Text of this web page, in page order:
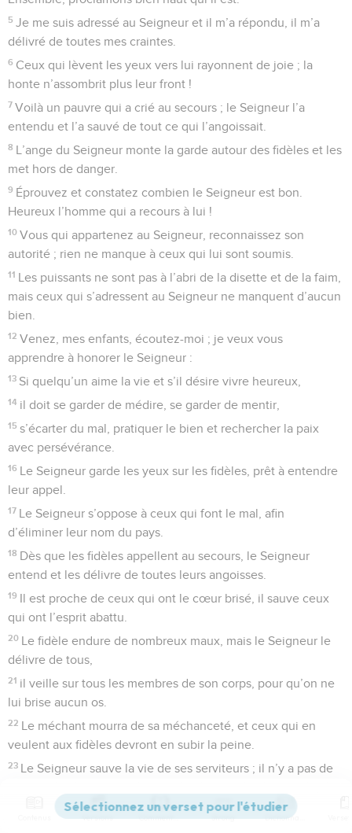
5 Je me suis adressé au Seigneur et il m’a répondu, il m’a
délivré de toutes mes craintes.
6 Ceux qui lèvent les yeux vers lui rayonnent de joie ; la
honte n’assombrit plus leur front !
7 Voilà un pauvre qui a crié au secours ; le Seigneur l’a
entendu et l’a sauvé de tout ce qui l’angoissait.
8 L’ange du Seigneur monte la garde autour des fidèles et les
met hors de danger.
9 Éprouvez et constatez combien le Seigneur est bon.
Heureux l’homme qui a recours à lui !
10 Vous qui appartenez au Seigneur, reconnaissez son
autorité ; rien ne manque à ceux qui lui sont soumis.
11 Les puissants ne sont pas à l’abri de la disette et de la faim,
mais ceux qui s’adressent au Seigneur ne manquent d’aucun
bien.
12 Venez, mes enfants, écoutez-moi ; je veux vous
apprendre à honorer le Seigneur :
13 Si quelqu’un aime la vie et s’il désire vivre heureux,
14 il doit se garder de médire, se garder de mentir,
15 s’écarter du mal, pratiquer le bien et rechercher la paix
avec persévérance.
16 Le Seigneur garde les yeux sur les fidèles, prêt à entendre
leur appel.
17 Le Seigneur s’oppose à ceux qui font le mal, afin
d’éliminer leur nom du pays.
18 Dès que les fidèles appellent au secours, le Seigneur
entend et les délivre de toutes leurs angoisses.
19 Il est proche de ceux qui ont le cœur brisé, il sauve ceux
qui ont l’esprit abattu.
20 Le fidèle endure de nombreux maux, mais le Seigneur le
délivre de tous,
21 il veille sur tous les membres de son corps, pour qu’on ne
lui brise aucun os.
22 Le méchant mourra de sa méchanceté, et ceux qui en
veulent aux fidèles devront en subir la peine.
23 Le Seigneur sauve la vie de ses serviteurs ; il n’y a pas de
Versions Commentaires Strong